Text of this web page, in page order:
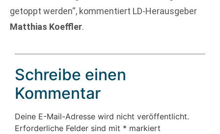
getoppt werden“, kommentiert LD-Herausgeber
Matthias Koeffler.
Schreibe einen
Kommentar
Deine E-Mail-Adresse wird nicht veröffentlicht.
Erforderliche Felder sind mit * markiert